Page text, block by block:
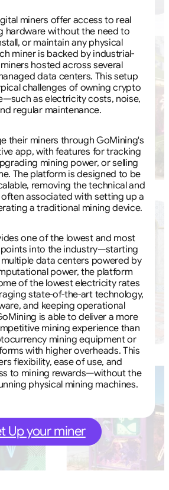
miners offer access to real
hardware without the need to
or maintain any physical
miner is backed by industrial-
hosted across several
data centers. This setup
challenges of owning crypto
as electricity costs, noise,
regular maintenance.
their miners through GoMining's
app, with features for tracking
mining power, or selling
The platform is designed to be
removing the technical and
associated with setting up a
a traditional mining device.
one of the lowest and most
into the industry—starting
data centers powered by
power, the platform
of the lowest electricity rates
state-of-the-art technology,
and keeping operational
is able to deliver a more
mining experience than
mining equipment or
with higher overheads. This
flexibility, ease of use, and
to mining rewards—without the
physical mining machines.
Up your miner